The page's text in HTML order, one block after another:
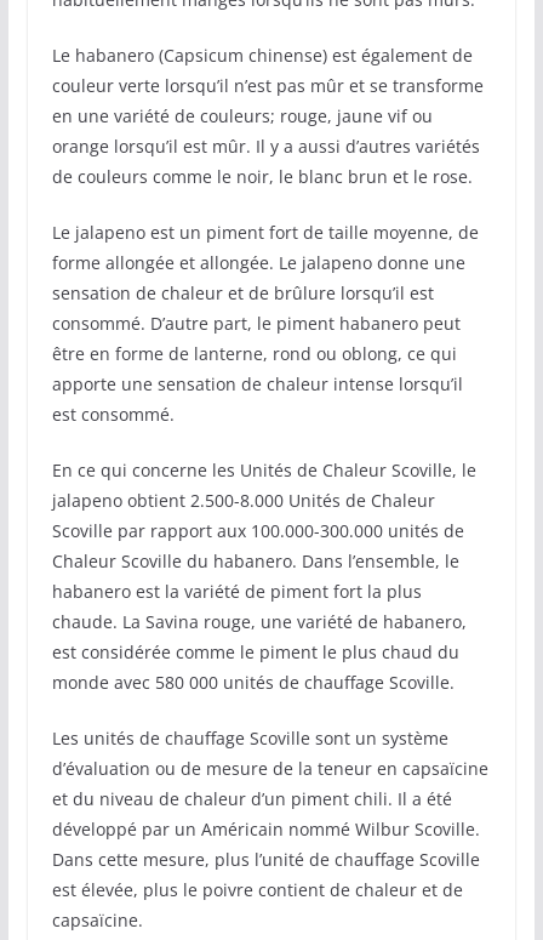
Le habanero (Capsicum chinense) est également de
couleur verte lorsqu’il n’est pas mûr et se transforme
en une variété de couleurs; rouge, jaune vif ou
orange lorsqu’il est mûr. Il y a aussi d’autres variétés
de couleurs comme le noir, le blanc brun et le rose.
Le jalapeno est un piment fort de taille moyenne, de
forme allongée et allongée. Le jalapeno donne une
sensation de chaleur et de brûlure lorsqu’il est
consommé. D’autre part, le piment habanero peut
être en forme de lanterne, rond ou oblong, ce qui
apporte une sensation de chaleur intense lorsqu’il
est consommé.
En ce qui concerne les Unités de Chaleur Scoville, le
jalapeno obtient 2.500-8.000 Unités de Chaleur
Scoville par rapport aux 100.000-300.000 unités de
Chaleur Scoville du habanero. Dans l’ensemble, le
habanero est la variété de piment fort la plus
chaude. La Savina rouge, une variété de habanero,
est considérée comme le piment le plus chaud du
monde avec 580 000 unités de chauffage Scoville.
Les unités de chauffage Scoville sont un système
d’évaluation ou de mesure de la teneur en capsaïcine
et du niveau de chaleur d’un piment chili. Il a été
développé par un Américain nommé Wilbur Scoville.
Dans cette mesure, plus l’unité de chauffage Scoville
est élevée, plus le poivre contient de chaleur et de
capsaïcine.